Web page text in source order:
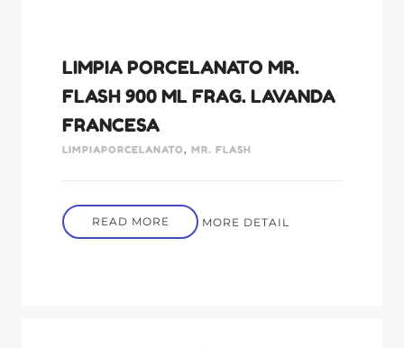
LIMPIA PORCELANATO MR.
FLASH 900 ML FRAG. LAVANDA
FRANCESA
LIMPIAPORCELANATO, MR. FLASH
READ MORE MORE DETAIL